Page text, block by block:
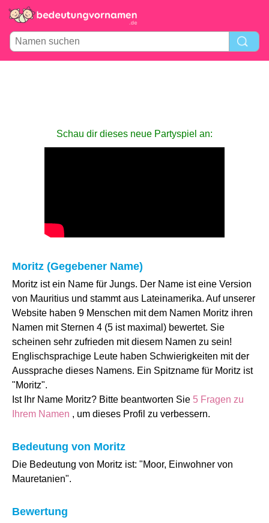
Schau dir dieses neue Partyspiel an:
Moritz (Gegebener Name)
Moritz ist ein Name für Jungs. Der Name ist eine Version
von Mauritius und stammt aus Lateinamerika. Auf unserer
Website haben 9 Menschen mit dem Namen Moritz ihren
Namen mit Sternen 4 (5 ist maximal) bewertet. Sie
scheinen sehr zufrieden mit diesem Namen zu sein!
Englischsprachige Leute haben Schwierigkeiten mit der
Aussprache dieses Namens. Ein Spitzname für Moritz ist
"Moritz".
Ist Ihr Name Moritz? Bitte beantworten Sie 5 Fragen zu
Ihrem Namen , um dieses Profil zu verbessern.
Bedeutung von Moritz
Die Bedeutung von Moritz ist: "Moor, Einwohner von
Mauretanien".
Bewertung